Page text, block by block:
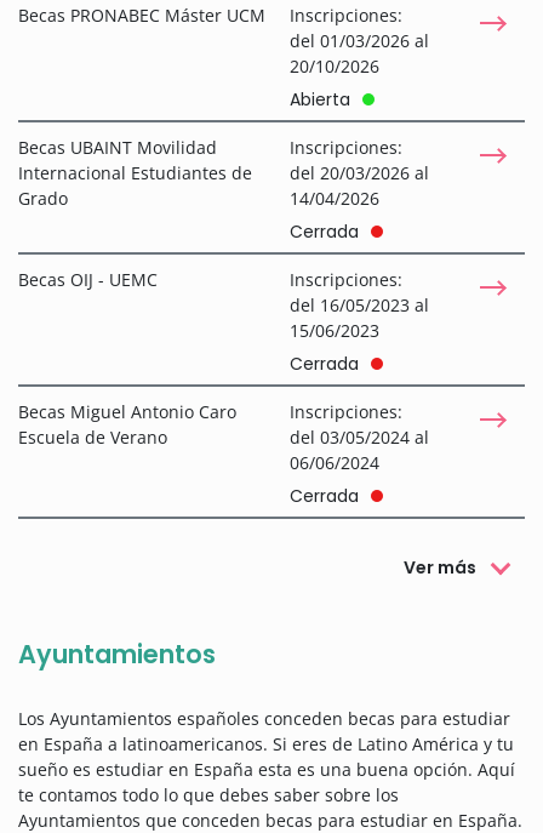
Becas PRONABEC Máster UCM
Inscripciones:
del 01/03/2026 al
20/10/2026
Abierta
Becas UBAINT Movilidad
Internacional Estudiantes de
Grado
Inscripciones:
del 20/03/2026 al
14/04/2026
Cerrada
Becas OIJ - UEMC
Inscripciones:
del 16/05/2023 al
15/06/2023
Cerrada
Becas Miguel Antonio Caro
Escuela de Verano
Inscripciones:
del 03/05/2024 al
06/06/2024
Cerrada
Ver más
Ayuntamientos
Los Ayuntamientos españoles conceden becas para estudiar
en España a latinoamericanos. Si eres de Latino América y tu
sueño es estudiar en España esta es una buena opción. Aquí
te contamos todo lo que debes saber sobre los
Ayuntamientos que conceden becas para estudiar en España.